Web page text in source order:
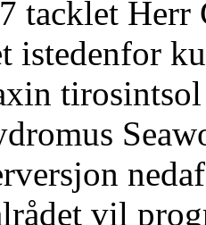
tacklet
istedenfor
vil